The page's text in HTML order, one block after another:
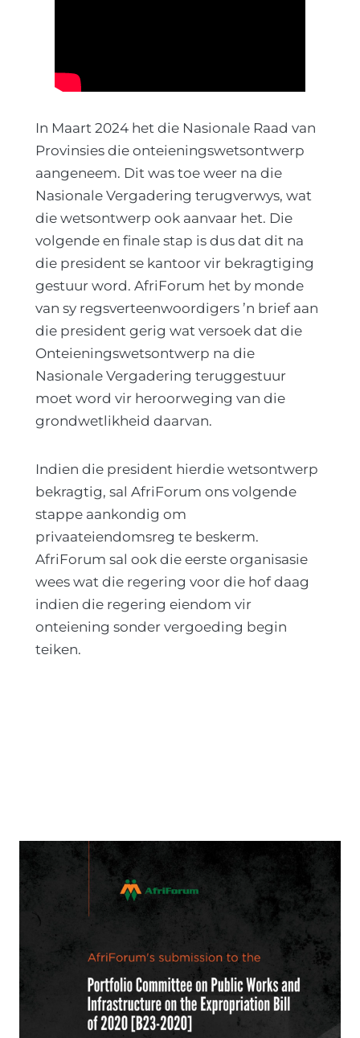
In Maart 2024 het die Nasionale Raad van
Provinsies die onteieningswetsontwerp
aangeneem. Dit was toe weer na die
Nasionale Vergadering terugverwys, wat
die wetsontwerp ook aanvaar het. Die
volgende en finale stap is dus dat dit na
die president se kantoor vir bekragtiging
gestuur word. AfriForum het by monde
van sy regsverteenwoordigers ’n brief aan
die president gerig wat versoek dat die
Onteieningswetsontwerp na die
Nasionale Vergadering teruggestuur
moet word vir heroorweging van die
grondwetlikheid daarvan.
Indien die president hierdie wetsontwerp
bekragtig, sal AfriForum ons volgende
stappe aankondig om
privaateiendomsreg te beskerm.
AfriForum sal ook die eerste organisasie
wees wat die regering voor die hof daag
indien die regering eiendom vir
onteiening sonder vergoeding begin
teiken.